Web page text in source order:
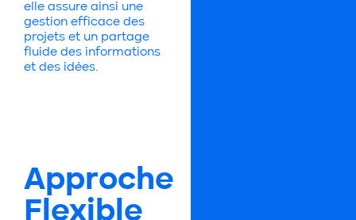
elle assure ainsi une
gestion efficace des
projets et un partage
fluide des informations
et des idées.
Approche
Flexible